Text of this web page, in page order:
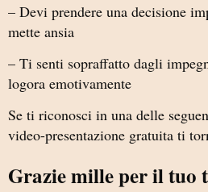
– Devi prendere una decisione
mette ansia
– Ti senti sopraffatto dagli
logora emotivamente
Se ti riconosci in una delle
video-presentazione gratuita ti
Grazie mille per il tuo